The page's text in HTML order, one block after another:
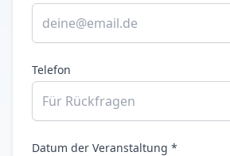
Telefon
Datum der Veranstaltung *